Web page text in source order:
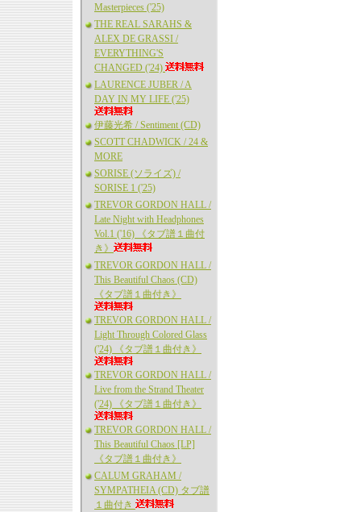
Masterpieces ('25)
THE REAL SARAHS &
ALEX DE GRASSI /
EVERYTHING'S
CHANGED ('24)
LAURENCE JUBER / A
DAY IN MY LIFE ('25)
伊藤光希 / Sentiment (CD)
SCOTT CHADWICK / 24 &
MORE
SORISE (ソライズ) /
SORISE 1 ('25)
TREVOR GORDON HALL /
Late Night with Headphones
Vol.1 ('16) 《タブ譜１曲付
き》
TREVOR GORDON HALL /
This Beautiful Chaos (CD)
《タブ譜１曲付き》
TREVOR GORDON HALL /
Light Through Colored Glass
('24) 《タブ譜１曲付き》
TREVOR GORDON HALL /
Live from the Strand Theater
('24) 《タブ譜１曲付き》
TREVOR GORDON HALL /
This Beautiful Chaos [LP]
《タブ譜１曲付き》
CALUM GRAHAM /
SYMPATHEIA (CD) タブ譜
１曲付き